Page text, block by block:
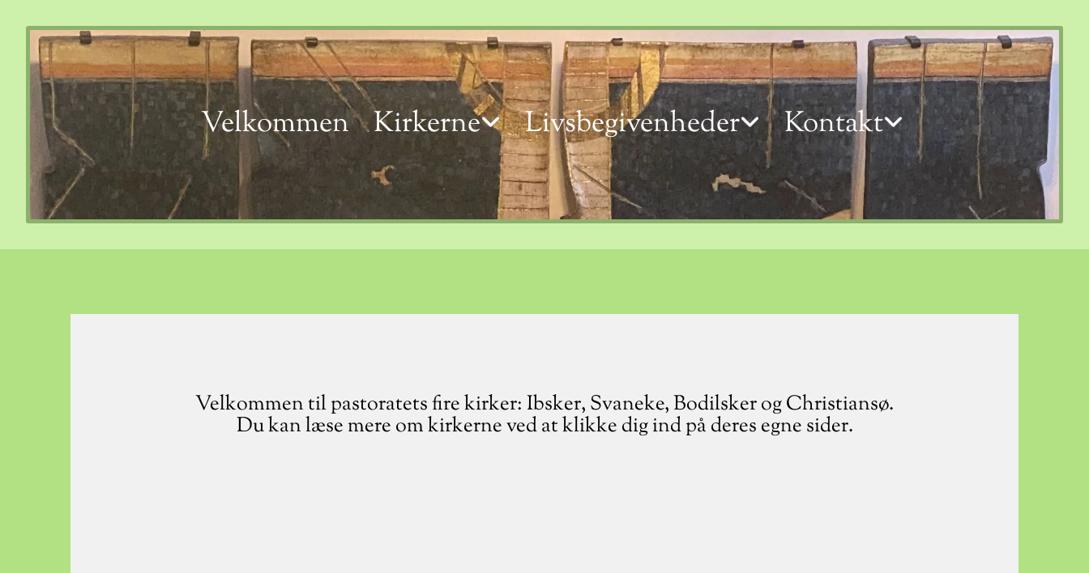
Velkommen Kirkerne Livsbegivenheder Kontakt
Velkommen til pastoratets fire kirker: Ibsker, Svaneke, Bodilsker og Christiansø.
Du kan læse mere om kirkerne ved at klikke dig ind på deres egne sider.